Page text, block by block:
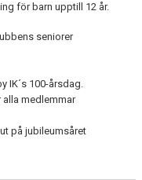
för barn upptill 12 år.
seniorer
IK´s 100-årsdag.
alla medlemmar
på jubileumsåret